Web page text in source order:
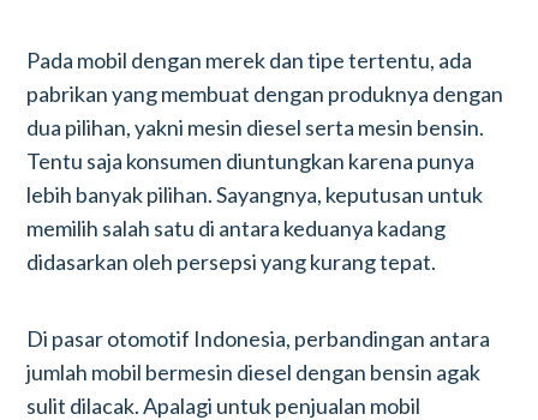
Pada mobil dengan merek dan tipe tertentu, ada
pabrikan yang membuat dengan produknya dengan
dua pilihan, yakni mesin diesel serta mesin bensin.
Tentu saja konsumen diuntungkan karena punya
lebih banyak pilihan. Sayangnya, keputusan untuk
memilih salah satu di antara keduanya kadang
didasarkan oleh persepsi yang kurang tepat.
Di pasar otomotif Indonesia, perbandingan antara
jumlah mobil bermesin diesel dengan bensin agak
sulit dilacak. Apalagi untuk penjualan mobil